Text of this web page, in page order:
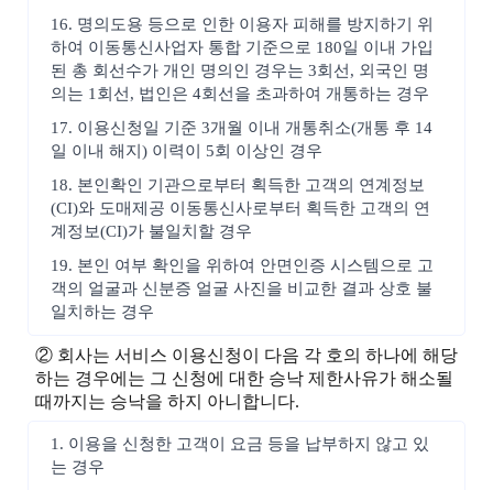
16. 명의도용 등으로 인한 이용자 피해를 방지하기 위
하여 이동통신사업자 통합 기준으로 180일 이내 가입
된 총 회선수가 개인 명의인 경우는 3회선, 외국인 명
의는 1회선, 법인은 4회선을 초과하여 개통하는 경우
17. 이용신청일 기준 3개월 이내 개통취소(개통 후 14
일 이내 해지) 이력이 5회 이상인 경우
18. 본인확인 기관으로부터 획득한 고객의 연계정보
(CI)와 도매제공 이동통신사로부터 획득한 고객의 연
계정보(CI)가 불일치할 경우
19. 본인 여부 확인을 위하여 안면인증 시스템으로 고
객의 얼굴과 신분증 얼굴 사진을 비교한 결과 상호 불
일치하는 경우
② 회사는 서비스 이용신청이 다음 각 호의 하나에 해당
하는 경우에는 그 신청에 대한 승낙 제한사유가 해소될
때까지는 승낙을 하지 아니합니다.
1. 이용을 신청한 고객이 요금 등을 납부하지 않고 있
는 경우